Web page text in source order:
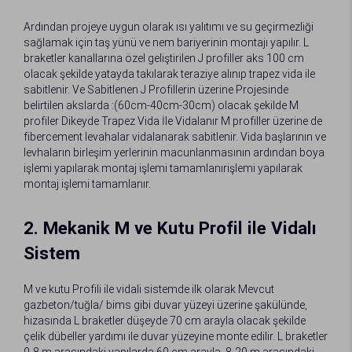
Ardından projeye uygun olarak ısı yalıtımı ve su geçirmezliği
sağlamak için taş yünü ve nem bariyerinin montajı yapılır. L
braketler kanallarına özel geliştirilen J profiller aks 100 cm
olacak şekilde yatayda takılarak teraziye alınıp trapez vida ile
sabitlenir. Ve Sabitlenen J Profillerin üzerine Projesinde
belirtilen akslarda :(60cm-40cm-30cm) olacak şekilde M
profiler Dikeyde Trapez Vida İle Vidalanır M profiller üzerine de
fibercement levahalar vidalanarak sabitlenir. Vida başlarının ve
levhaların birleşim yerlerinin macunlanmasının ardından boya
işlemi yapılarak montaj işlemi tamamlanırişlemi yapılarak
montaj işlemi tamamlanır.
2. Mekanik M ve Kutu Profil ile Vidalı
Sistem
M ve kutu Profili ile vidali sistemde ilk olarak Mevcut
gazbeton/tuğla/ bims gibi duvar yüzeyi üzerine şakülünde,
hizasında L braketler düşeyde 70 cm arayla olacak şekilde
çelik dübeller yardımı ile duvar yüzeyine monte edilir. L braketler